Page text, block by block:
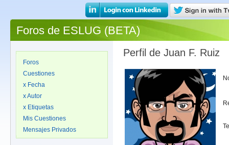
Foros de ESLUG (BETA)
Foros
Cuestiones
x Fecha
x Autor
x Etiquetas
Mis Cuestiones
Mensajes Privados
Perfil de Juan F. Ruiz